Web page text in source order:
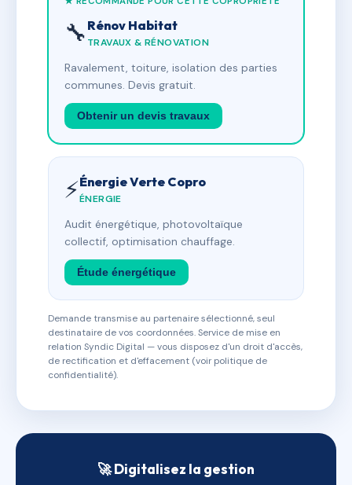
🔧 Rénov Habitat
TRAVAUX & RÉNOVATION
Ravalement, toiture, isolation des parties
communes. Devis gratuit.
Obtenir un devis travaux
⚡Énergie Verte Copro
ÉNERGIE
Audit énergétique, photovoltaïque
collectif, optimisation chauffage.
Étude énergétique
Demande transmise au partenaire sélectionné, seul
destinataire de vos coordonnées. Service de mise en
relation Syndic Digital — vous disposez d'un droit d'accès,
de rectification et d'effacement (voir politique de
confidentialité).
🚀 Digitalisez la gestion